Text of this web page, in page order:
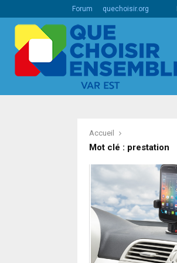
Forum quechoisir.org
barres internationaux
Accueil
Mot clé : prestation